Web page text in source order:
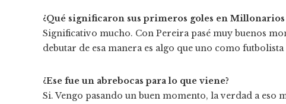
¿Qué significaron sus primeros goles en
Significativo mucho. Con Pereira pasé muy buenos
debutar de esa manera es algo que uno como
¿Ese fue un abrebocas para lo que viene?
Si. Vengo pasando un buen momento, la verdad a eso